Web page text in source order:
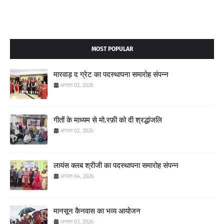
MOST POPULAR
मारवाड़ द ग्रेट का पदस्थापना समारोह संपन्न
अगस्त 02, 2026
गीतों के माध्यम से मो.रफ़ी को दी श्रद्धांजलि
अगस्त 02, 2026
लायंस क्लब श्रीजी का पदस्थापना समारोह संपन्न
अगस्त 04, 2026
मानसून कैनवास का भव्य आयोजन
अगस्त 03, 2026